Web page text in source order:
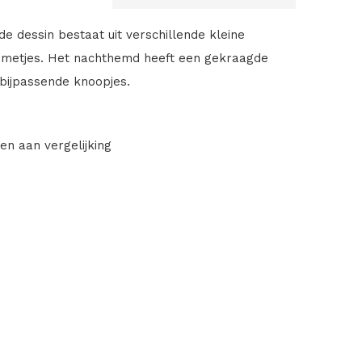
dessin bestaat uit verschillende kleine
Het nachthemd heeft een gekraagde
knoopjes.
aan vergelijking